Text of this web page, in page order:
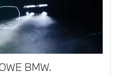
BMW.